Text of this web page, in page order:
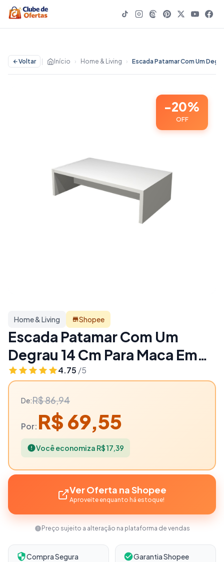
Voltar Início › Home & Living ›
-20%
OFF
Home & Living Shopee
Escada Patamar Com Um
Degrau 14 Cm Para Maca Em
MDF Branco Escadinha Extra
Forte Domestica - 20% OFF |
Home & Living
4.75 /5
De:R$ 86,94
Por: R$ 69,55
Você economiza R$ 17,39
Ver Oferta na Shopee
Aproveite enquanto há estoque!
Preço sujeito a alteração na plataforma de vendas
Compra Segura Garantia Shopee